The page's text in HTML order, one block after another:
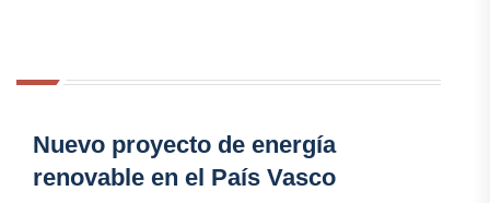
Nuevo proyecto de energía
renovable en el País Vasco